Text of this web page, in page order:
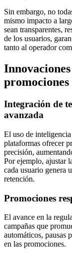
Sin embargo, no
mismo impacto a
sean transparentes,
de los usuarios,
tanto al operador
Integración de
avanzada
El uso de
plataformas ofrecer
precisión,
Por ejemplo, ajustar
cada usuario genera
retención.
Promociones
El avance en la
campañas que
automáticos, pausas
en las promociones.